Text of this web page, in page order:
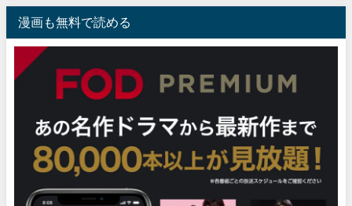
漫画も無料で読める